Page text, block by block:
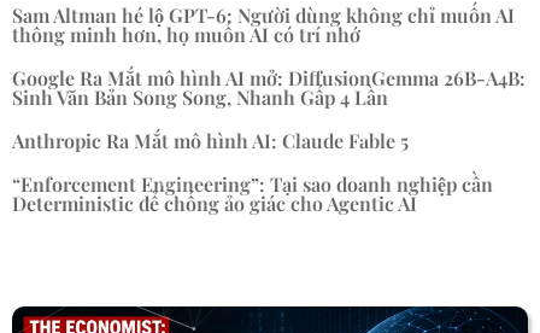
Sam Altman hé lộ GPT-6: Người dùng không chỉ muốn AI
thông minh hơn, họ muốn AI có trí nhớ
Google Ra Mắt mô hình AI mở: DiffusionGemma 26B-A4B:
Sinh Văn Bản Song Song, Nhanh Gấp 4 Lần
Anthropic Ra Mắt mô hình AI: Claude Fable 5
“Enforcement Engineering”: Tại sao doanh nghiệp cần
Deterministic để chống ảo giác cho Agentic AI